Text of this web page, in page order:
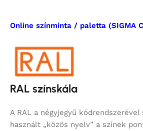
Online színminta / paletta (SIGMA
RAL színskála
A RAL a négyjegyű
használt „közös nyelv” a színek